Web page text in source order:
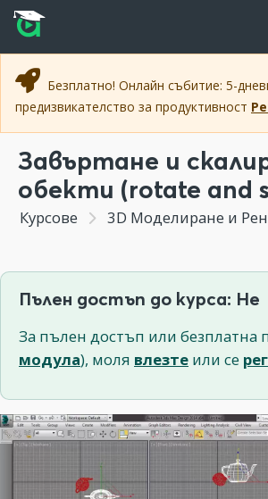
Прескочи към основното съдържание
Прескочи към навигацията
Безплатно! Онлайн събитие: 5-
предизвикателство за продуктивност
Завъртане и
обекти (rotate and
Курсове 3D Моделиране и
Пълен достъп до курса: Не
За пълен достъп или безплатна
модула), моля влезте или се